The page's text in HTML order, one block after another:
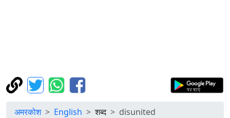
अमरकोश English शब्द disunited